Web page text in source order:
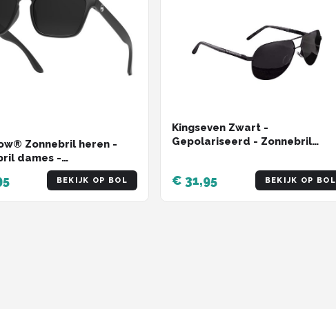
Zonnebril heren -
dames -
- X-CelLens -
BEKIJK OP BOL
Kingseven Zwart -
Gepolariseerd - Zonnebril
€ 31,95 BEKIJK OP BOL